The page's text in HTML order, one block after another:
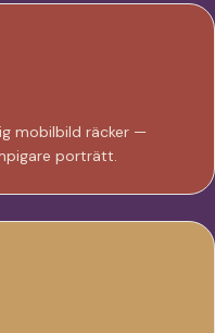
mobilbild räcker —
porträtt.